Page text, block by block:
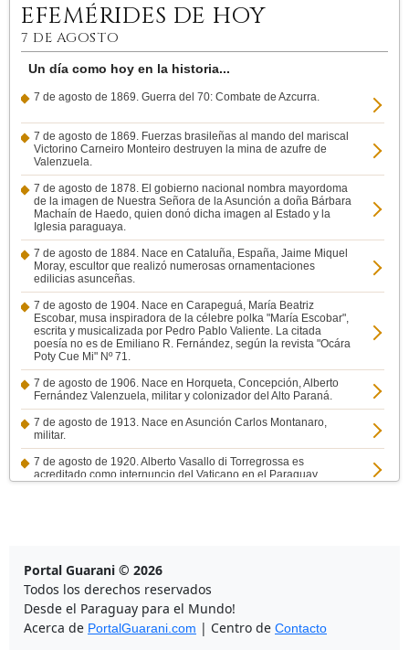
EFEMÉRIDES DE HOY
7 DE AGOSTO
Un día como hoy en la historia...
7 de agosto de 1869. Guerra del 70: Combate de Azcurra.
7 de agosto de 1869. Fuerzas brasileñas al mando del mariscal
Victorino Carneiro Monteiro destruyen la mina de azufre de
Valenzuela.
7 de agosto de 1878. El gobierno nacional nombra mayordoma
de la imagen de Nuestra Señora de la Asunción a doña Bárbara
Machaín de Haedo, quien donó dicha imagen al Estado y la
Iglesia paraguaya.
7 de agosto de 1884. Nace en Cataluña, España, Jaime Miquel
Moray, escultor que realizó numerosas ornamentaciones
edilicias asunceñas.
7 de agosto de 1904. Nace en Carapeguá, María Beatriz
Escobar, musa inspiradora de la célebre polka "María Escobar",
escrita y musicalizada por Pedro Pablo Valiente. La citada
poesía no es de Emiliano R. Fernández, según la revista "Ocára
Poty Cue Mi" Nº 71.
7 de agosto de 1906. Nace en Horqueta, Concepción, Alberto
Fernández Valenzuela, militar y colonizador del Alto Paraná.
7 de agosto de 1913. Nace en Asunción Carlos Montanaro,
militar.
7 de agosto de 1920. Alberto Vasallo di Torregrossa es
acreditado como internuncio del Vaticano en el Paraguay.
7 de agosto de 1926. Nace en Asunción, Nelly Prono, actriz y
cantante.
7 de agosto de 1927. Nace en San Pedro del Paraná, el
historiador Alberto Delvalle.
Portal Guarani © 2026
Todos los derechos reservados
Desde el Paraguay para el Mundo!
Acerca de PortalGuarani.com | Centro de Contacto